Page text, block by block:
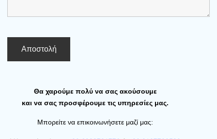
Θα χαρούμε πολύ να σας ακούσουμε
και να σας προσφέρουμε τις υπηρεσίες μας.
Μπορείτε να επικοινωνήσετε μαζί μας: